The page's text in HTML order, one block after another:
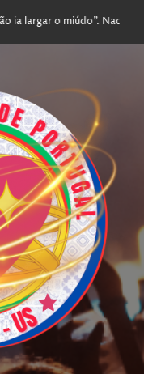
largar o miúdo”. Nadador-